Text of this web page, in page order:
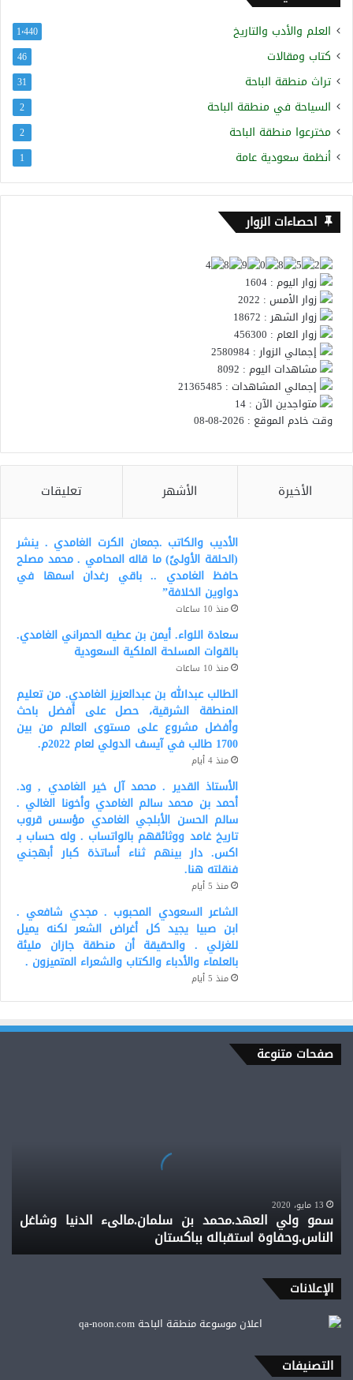
العلم والأدب والتاريخ 1٬440
كتاب ومقالات 46
تراث منطقة الباحة 31
السياحة في منطقة الباحة 2
مخترعوا منطقة الباحة 2
أنظمة سعودية عامة 1
احصاءات الزوار
زوار اليوم : 1604
زوار الأمس : 2022
زوار الشهر : 18672
زوار العام : 456300
إجمالي الزوار : 2580984
مشاهدات اليوم : 8092
إجمالي المشاهدات : 21365485
متواجدين الآن : 14
وقت خادم الموقع : 2026-08-08
الأخيرة الأشهر تعليقات
الأديب والكاتب .جمعان الكرت الغامدي . ينشر
(الحلقة الأولىً) ما قاله المحامي . محمد مصلح
حافظ الغامدي .. باقي رغدان اسمها في
دواوين الخلافة”
منذ 10 ساعات
سعادة اللواء. أيمن بن عطيه الحمراني الغامدي.
بالقوات المسلحة الملكية السعودية
منذ 10 ساعات
الطالب عبدالله بن عبدالعزيز الغامدي. من تعليم
المنطقة الشرقية، حصل على أفضل باحث
وأفضل مشروع على مستوى العالم من بين
1700 طالب في آيسف الدولي لعام 2022م.
منذ 4 أيام
الأستاذ القدير . محمد آل خير الغامدي , ود.
أحمد بن محمد سالم الغامدي وأخونا الغالي .
سالم الحسن الأبلجي الغامدي مؤسس قروب
تاريخ غامد ووثائقهم بالواتساب . وله حساب بـ
اكس. دار بينهم ثناء أساتذة كبار أبهجني
فنقلته هنا.
منذ 5 أيام
الشاعر السعودي المحبوب . مجدي شافعي .
ابن صبيا يجيد كل أغراض الشعر لكنه يميل
للغزلي . والحقيقة أن منطقة جازان مليئة
بالعلماء والأدباء والكتاب والشعراء المتميزون .
منذ 5 أيام
صفحات متنوعة
الناس.وحفاوة
استقباله
بباكستان
13 مايو، 2020
سمو ولي العهد.محمد بن سلمان.مالىء الدنيا وشاغل
الناس.وحفاوة استقباله بباكستان
الإعلانات
التصنيفات